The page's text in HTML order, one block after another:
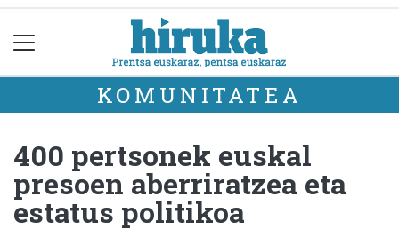
KOMUNITATEA
400 pertsonek euskal
presoen aberriratzea eta
estatus politikoa